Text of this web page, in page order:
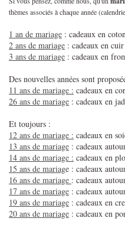
thèmes associés à chaque année
1 an de mariage : cadeaux en
2 ans de mariage : cadeaux en cuir
3 ans de mariage : cadeaux en
Des nouvelles années sont
11 ans de mariage : cadeaux en
26 ans de mariage : cadeaux en
Et toujours :
12 ans de mariage : cadeaux en
13 ans de mariage : cadeaux
14 ans de mariage : cadeaux en
15 ans de mariage : cadeaux
16 ans de mariage : cadeaux
17 ans de mariage : cadeaux
19 ans de mariage : cadeaux en
20 ans de mariage : cadeaux en